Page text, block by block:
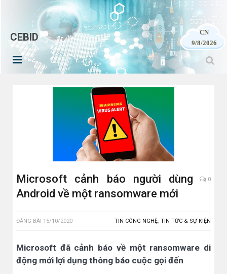
CEBID
CN
9/8/2026
Microsoft cảnh báo người dùng
Android về một ransomware mới
0
ĐĂNG BÀI 15/10/2020 TIN CÔNG NGHỆ, TIN TỨC & SỰ KIỆN
Microsoft đã cảnh báo về một ransomware di
động mới lợi dụng thông báo cuộc gọi đến